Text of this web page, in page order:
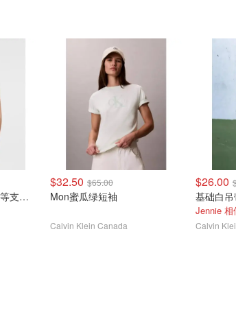
lululemon 网球背心 中等支撑 B/C杯
$32.50 $65.00
Mon蜜瓜绿短袖
Calvin Klein Canada
$26.00
基础白
Jennie 相
Calvin